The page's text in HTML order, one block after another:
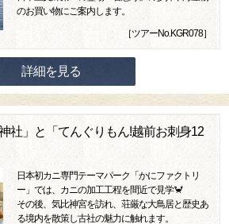
のお買い物にご案内します。
［ツアーNo.KGR078］
詳細を見る
社」と「てんぐりもん!越前お刺身12
日本初カニ専門テーマパーク「かにファクトリ
ー」では、カニの加工工程を間近で見学🦀
その後、気比神宮を訪れ、荘厳な大鳥居と歴史あ
る境内を散策し古社の魅力に触れます。